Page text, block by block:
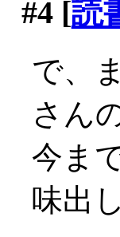
#4[読
で、
さん
今ま
味出